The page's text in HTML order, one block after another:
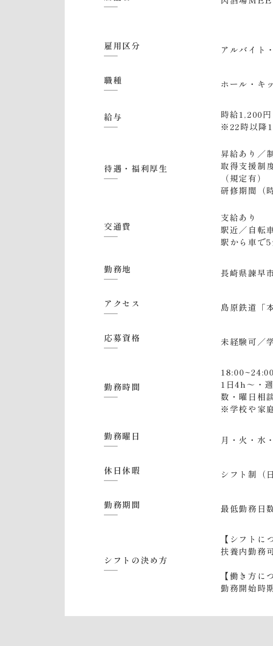
雇用区分 アルバイト
職種 ホール・キ
給与 時給1,200円
​​​​​​​※22時以降
待遇・福利厚生
昇給あり／
取得支援制
（規定有）
研修期間（
交通費
支給あり
駅近／自転
駅から車で5
勤務地 長崎県諫早
アクセス 島原鉄道「
応募資格 未経験可／
勤務時間 1日4h～・
数・曜日相
※学校や家
勤務曜日 月・火・水
休日休暇 シフト制（
勤務期間 最低勤務日
シフトの決め方
【シフトに
扶養内勤務
【働き方に
勤務開始時